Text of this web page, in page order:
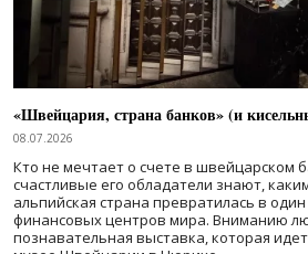
«Швейцария, страна банков» (и
08.07.2026
Кто не мечтает о счете в швейцарском
счастливые его обладатели знают,
альпийская страна превратилась в
финансовых центров мира. Вниманию
познавательная выставка, которая